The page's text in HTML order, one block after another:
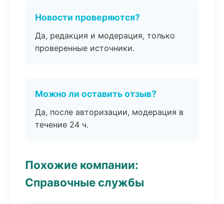
Новости проверяются?
Да, редакция и модерация, только
проверенные источники.
Можно ли оставить отзыв?
Да, после авторизации, модерация в
течение 24 ч.
Похожие компании:
Справочные службы